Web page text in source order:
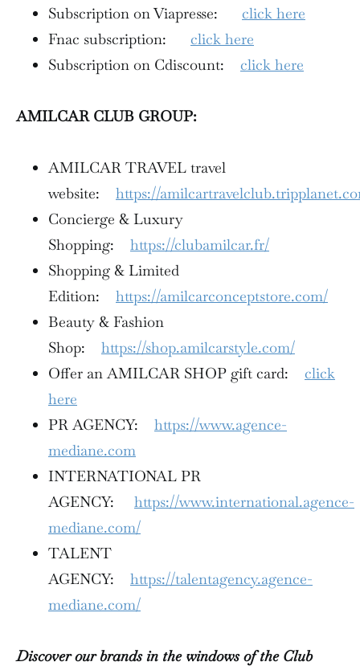
Subscription on Viapresse: click here
Fnac subscription: click here
Subscription on Cdiscount: click here
AMILCAR CLUB GROUP:
AMILCAR TRAVEL travel
website: https://
Concierge & Luxury
Shopping: https://clubamilcar.fr/
Shopping & Limited
Edition: https://amilcarconceptstore.com/
Beauty & Fashion
Shop: https://shop.amilcarstyle.com/
Offer an AMILCAR SHOP gift card: click
here
PR AGENCY: https://www.agence-
mediane.com
INTERNATIONAL PR
AGENCY: https://www.international.agence-
mediane.com/
TALENT
AGENCY: https://talentagency.agence-
mediane.com/
Discover our brands in the windows of the Club